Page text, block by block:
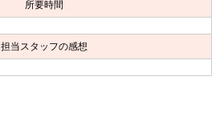
お問い合わせ
会社概要
所要時間
担当スタッフの感想